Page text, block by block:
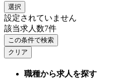
選択
設定されていません
該当求人数7件
この条件で検索
クリア
職種から求人を探す